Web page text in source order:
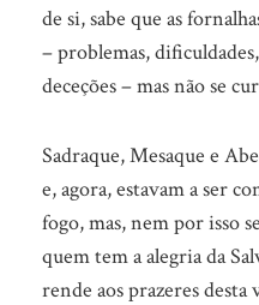
de si, sabe que as
– problemas,
deceções – mas não se
Sadraque, Mesaque e
e, agora, estavam a ser
fogo, mas, nem por isso
quem tem a alegria da
rende aos prazeres desta